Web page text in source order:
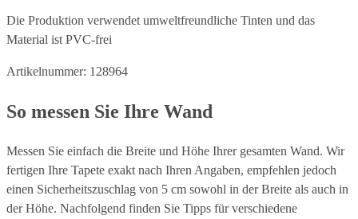
Die Produktion verwendet umweltfreundliche Tinten und das
Material ist PVC-frei
Artikelnummer: 128964
So messen Sie Ihre Wand
Messen Sie einfach die Breite und Höhe Ihrer gesamten Wand. Wir
fertigen Ihre Tapete exakt nach Ihren Angaben, empfehlen jedoch
einen Sicherheitszuschlag von 5 cm sowohl in der Breite als auch in
der Höhe. Nachfolgend finden Sie Tipps für verschiedene